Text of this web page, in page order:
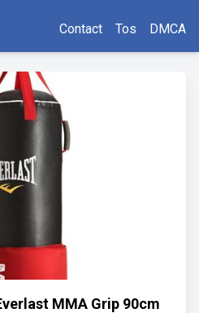
Contact Tos DMCA
MMA Grip 90cm